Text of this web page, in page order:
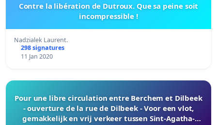
Contre la libération de Dutroux. Que sa peine soit
incompressible !
Nadzialek Laurent.
298 signatures
11 Jan 2020
Pour une libre circulation entre Berchem et Dilbeek
- ouverture de la rue de Dilbeek - Voor een vlot,
gemakkelijk en vrij verkeer tussen Sint-Agatha-